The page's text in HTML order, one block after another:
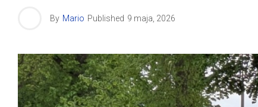
By Mario Published 9 maja, 2026